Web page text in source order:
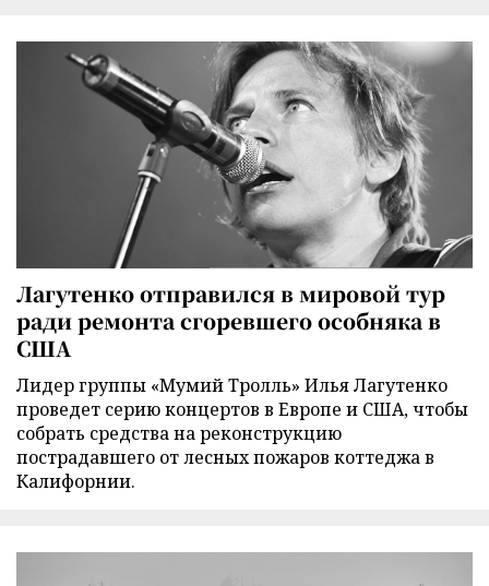
Лагутенко отправился в мировой тур
ради ремонта сгоревшего особняка в
США
Лидер группы «Мумий Тролль» Илья Лагутенко
проведет серию концертов в Европе и США, чтобы
собрать средства на реконструкцию
пострадавшего от лесных пожаров коттеджа в
Калифорнии.